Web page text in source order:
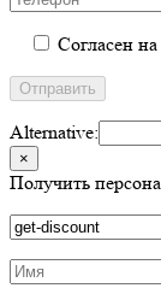
Согласен
Alternative:
×
Получить